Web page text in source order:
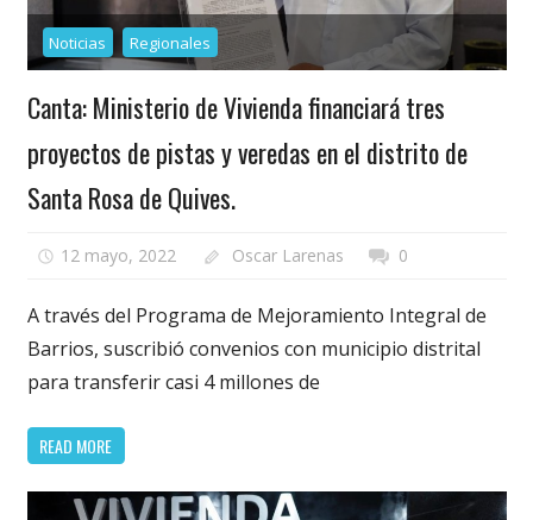
Noticias Regionales
Canta: Ministerio de Vivienda financiará tres
proyectos de pistas y veredas en el distrito de
Santa Rosa de Quives.
12 mayo, 2022 Oscar Larenas 0
A través del Programa de Mejoramiento Integral de
Barrios, suscribió convenios con municipio distrital
para transferir casi 4 millones de
READ MORE